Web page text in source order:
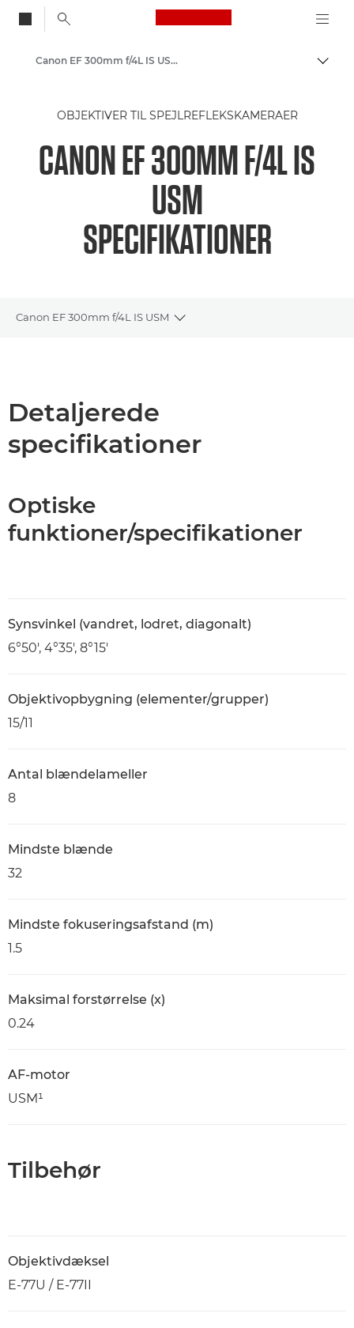
Canon Logo, back
Skift
Canon-kameraobjektiver
Canon EF 300mm f/4L IS USM - Lenses - Camera & Photo lenses
OBJEKTIVER TIL SPEJLREFLEKSKAMERAER
CANON EF 300MM F/4L IS
USM
SPECIFIKATIONER
Canon EF 300mm f/4L IS USM
Toggle breadcrumbs
Detaljerede
specifikationer
Optiske
funktioner/specifikationer
Synsvinkel (vandret, lodret, diagonalt)
6°50', 4°35', 8°15'
Objektivopbygning (elementer/grupper)
15/11
Antal blændelameller
8
Mindste blænde
32
Mindste fokuseringsafstand (m)
1.5
Maksimal forstørrelse (x)
0.24
AF-motor
USM¹
Tilbehør
Objektivdæksel
E-77U / E-77II